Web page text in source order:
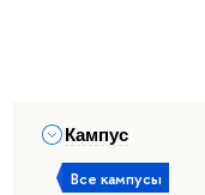
Кампус
Все кампусы